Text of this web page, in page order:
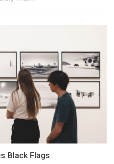
Black Flags